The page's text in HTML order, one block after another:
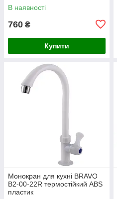
В наявності
760 ₴
Купити
Монокран для кухні BRAVO
B2-00-22R термостійкий ABS
пластик